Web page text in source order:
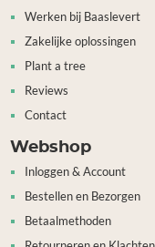
Werken bij Baaslevert
Zakelijke oplossingen
Plant a tree
Reviews
Contact
Webshop
Inloggen & Account
Bestellen en Bezorgen
Betaalmethoden